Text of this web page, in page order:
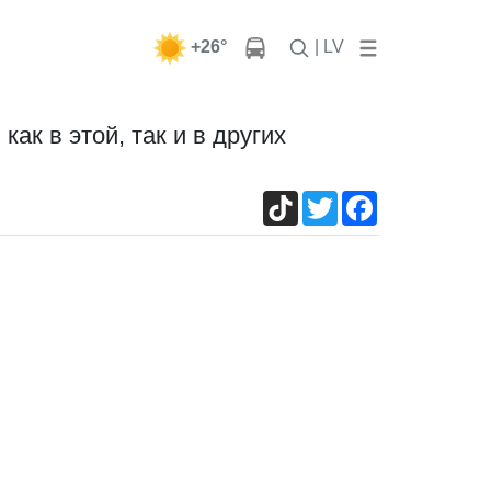
+26° | LV
в этой, так и в других
TikTokTwitter